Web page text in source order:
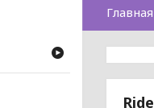
Главная